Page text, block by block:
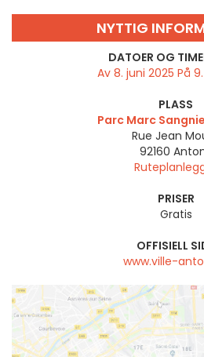
NYTTIG
DATOER OG
Av 8. juni 2025 På
PLASS
Parc Marc
Rue Jean
92160
PRISER
Gratis
OFFISIELL
www.ville-